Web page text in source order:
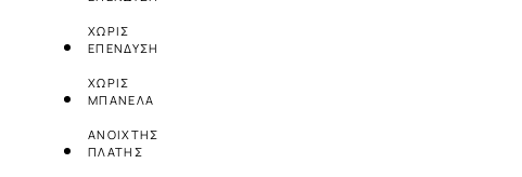
ΧΩΡΙΣ
ΕΠΕΝΔΥΣΗ
ΧΩΡΙΣ
ΜΠΑΝΕΛΑ
ΑΝΟΙΧΤΗΣ
ΠΛΑΤΗΣ